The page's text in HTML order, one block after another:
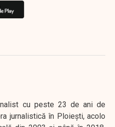
cu peste 23 de ani de
jurnalistică în Ploieşti, acolo